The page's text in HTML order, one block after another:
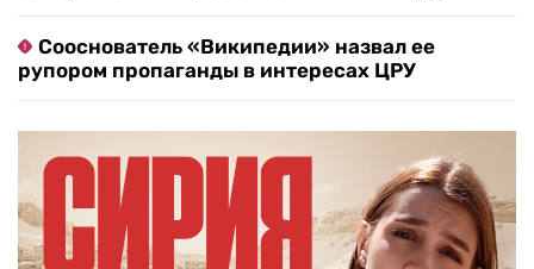
Сооснователь «Википедии» назвал ее
рупором пропаганды в интересах ЦРУ